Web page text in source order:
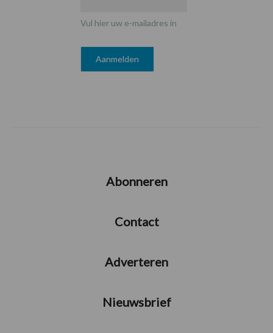
Vul hier uw e-mailadres in
Abonneren
Contact
Adverteren
Nieuwsbrief